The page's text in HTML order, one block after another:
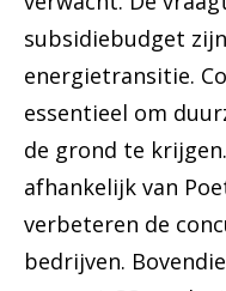
subsidiebudget
energietransitie.
essentieel om
de grond te
afhankelijk van
verbeteren de
bedrijven.